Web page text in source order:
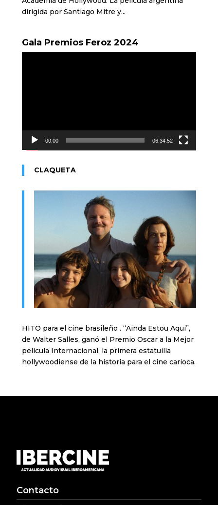
dirigida por Santiago Mitre y...
Gala Premios Feroz 2024
00:00 06:34:52
CLAQUETA
HITO para el cine brasileño . “Ainda Estou Aqui”,
de Walter Salles, ganó el Premio Oscar a la Mejor
película Internacional, la primera estatuilla
hollywoodiense de la historia para el cine carioca.
Contacto